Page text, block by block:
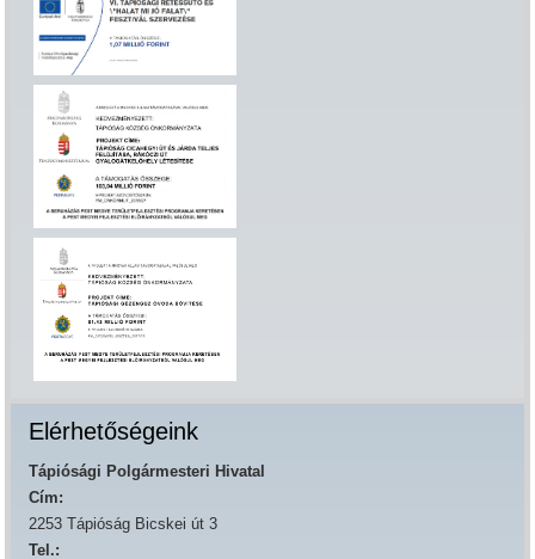
Elérhetőségeink
Tápiósági Polgármesteri Hivatal
Cím:
2253 Tápióság Bicskei út 3
Tel.: